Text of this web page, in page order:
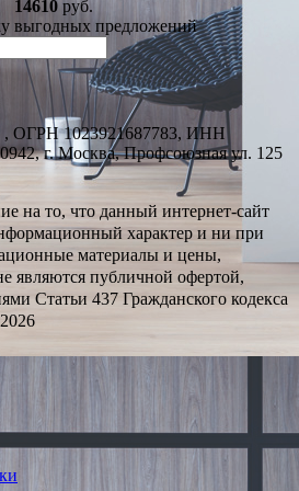
14610 руб.
выгодных предложений
ОГРН 1023921687783, ИНН
г. Москва, Профсоюзная ул. 125
на то, что данный интернет-сайт
характер и ни при
материалы и цены,
являются публичной офертой,
Статьи 437 Гражданского кодекса